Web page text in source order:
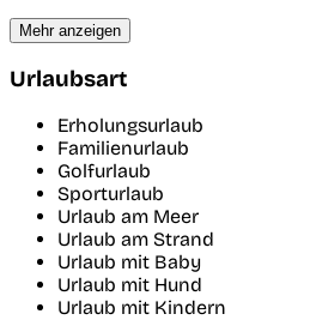
Mehr anzeigen
Urlaubsart
Erholungsurlaub
Familienurlaub
Golfurlaub
Sporturlaub
Urlaub am Meer
Urlaub am Strand
Urlaub mit Baby
Urlaub mit Hund
Urlaub mit Kindern